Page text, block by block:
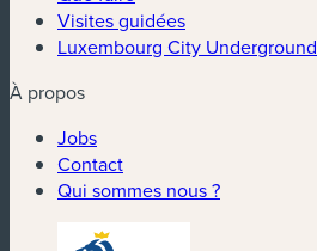
Visites guidées
Luxembourg City Underground
À propos
Jobs
Contact
Qui sommes nous ?